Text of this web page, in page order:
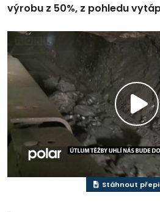
výrobu z 50%, z pohledu
Stáhnout